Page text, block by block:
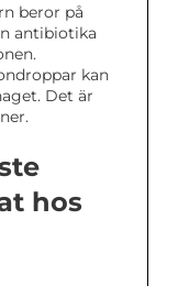
beror på
antibiotika
kan
Det är
hos